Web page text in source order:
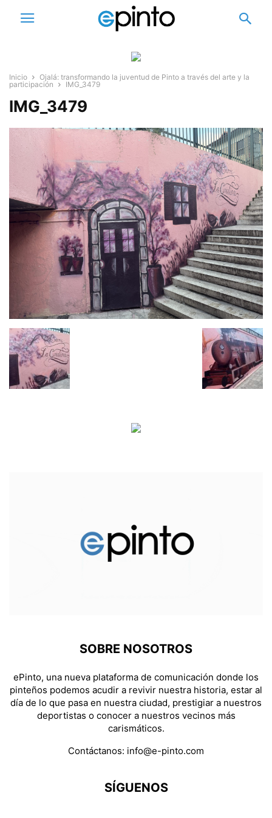
Inicio
Ojalá: transformando la juventud de Pinto a través del arte y la
participación
IMG_3479
IMG_3479
SOBRE NOSOTROS
ePinto, una nueva plataforma de comunicación donde los
pinteños podemos acudir a revivir nuestra historia, estar al
día de lo que pasa en nuestra ciudad, prestigiar a nuestros
deportistas o conocer a nuestros vecinos más
carismáticos.
Contáctanos: info@e-pinto.com
SÍGUENOS